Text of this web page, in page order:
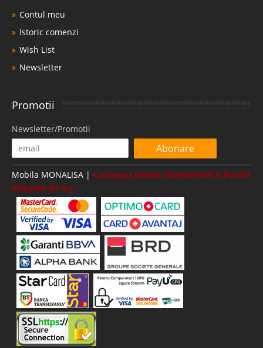
Contul meu
Istoric comenzi
Wish List
Newsletter
Promotii
Newsletter/Promotii
Abonare
Mobila MONALISA | Canapea London Chesterfield si Fotolii
elegante de lux